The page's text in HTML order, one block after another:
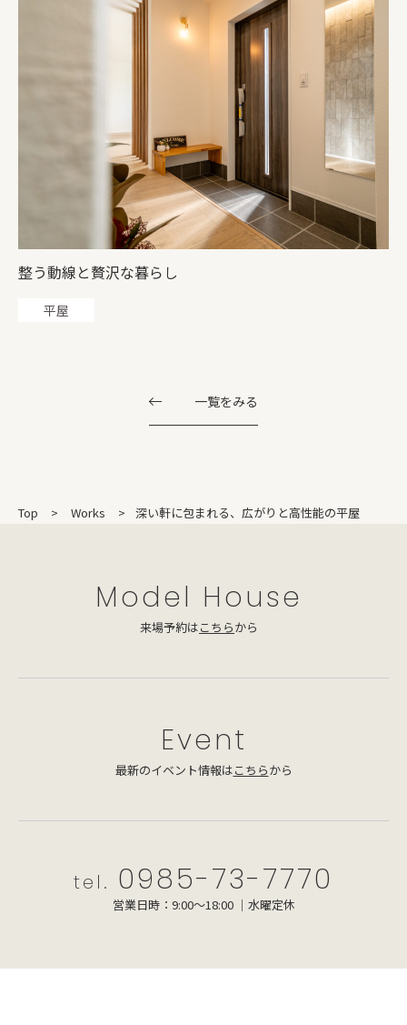
整う動線と贅沢な暮らし
平屋
一覧をみる
Top Works 深い軒に包まれる、広がりと高性能の平屋
Model House
来場予約はこちらから
Event
最新のイベント情報はこちらから
tel. 0985-73-7770
営業日時：9:00～18:00 ｜水曜定休